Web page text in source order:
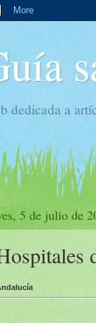
dedicada a
5 de julio de